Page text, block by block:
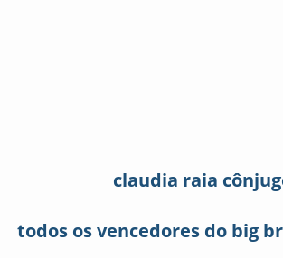
claudia raia
todos os vencedores do big